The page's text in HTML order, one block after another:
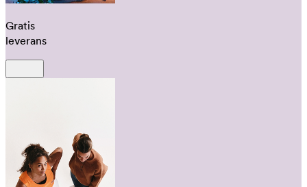
Gratis
leverans